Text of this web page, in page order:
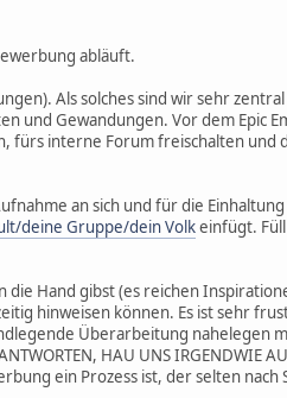
abläuft.
Als solches sind wir sehr
und Gewandungen. Vor dem Epic
fürs interne Forum freischalten und
an sich und für die
deine Gruppe/dein Volkeinfügt.
Hand gibst (es reichen
hinweisen können. Es ist sehr
Überarbeitung nahelegen
HAU UNS IRGENDWIE
ein Prozess ist, der selten nach